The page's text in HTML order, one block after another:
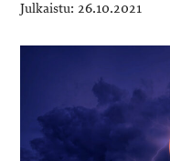
26.10.2021